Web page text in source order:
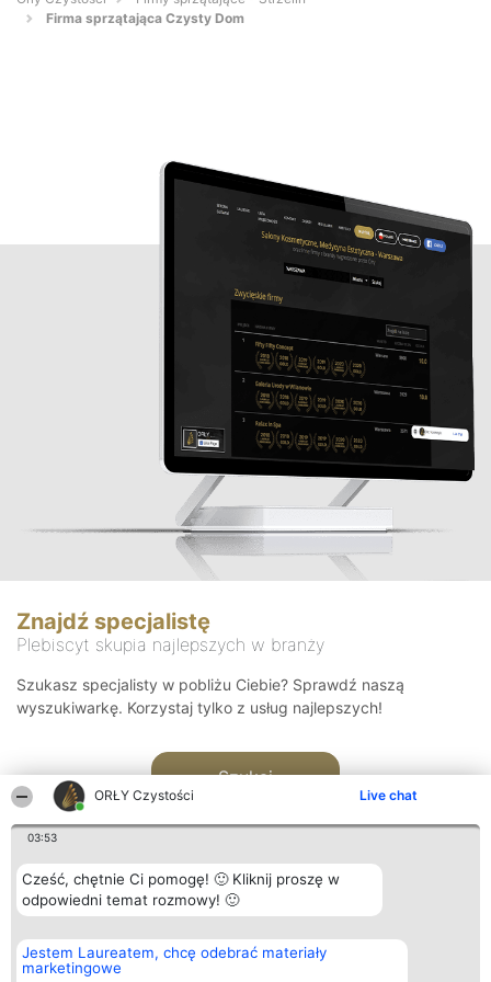
ORŁY Czystości Live chat
03:53
Cześć, chętnie Ci pomogę! 🙂 Kliknij proszę w
odpowiedni temat rozmowy! 🙂
Jestem Laureatem, chcę odebrać materiały
marketingowe
Firma sprzątająca Czysty Dom
Znajdź specjalistę
Plebiscyt skupia najlepszych w branży
Szukasz specjalisty w pobliżu Ciebie? Sprawdź naszą
wyszukiwarkę. Korzystaj tylko z usług najlepszych!
Szukaj
Organizator plebiscytu
Bright Side Solutions sp. z o.
o. sp. k.
Plebiscyt
Laureaci
Kontakt
Kontakt